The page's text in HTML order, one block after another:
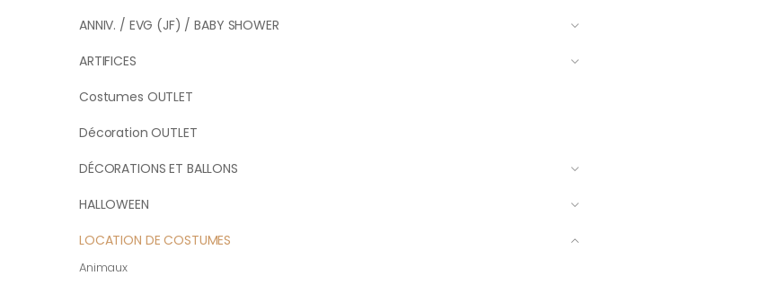
ANNIV. / EVG (JF) / BABY SHOWER
ARTIFICES
Costumes OUTLET
Décoration OUTLET
DÉCORATIONS ET BALLONS
HALLOWEEN
LOCATION DE COSTUMES
Animaux